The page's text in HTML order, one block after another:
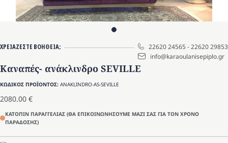
ΧΡΕΙΑΖΕΣΤΕ ΒΟΗΘΕΙΑ; 22620 24565-22620 29853
info@karaoulanisepiplo.gr
Καναπές- ανάκλινδρο SEVILLE
ΚΩΔΙΚΟΣ ΠΡΟΪΟΝΤΟΣ: ANAKLINDRO-AS-SEVILLE
2080.00 €
ΚΑΤΟΠΙΝ ΠΑΡΑΓΓΕΛΙΑΣ (ΘΑ ΕΠΙΚΟΙΝΩΝΗΣΟΥΜΕ ΜΑΖΙ ΣΑΣ ΓΙΑ ΤΟΝ ΧΡΟΝΟ
ΠΑΡΑΔΟΣΗΣ)